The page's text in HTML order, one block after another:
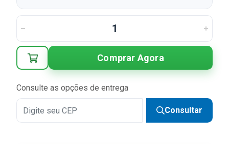
Comprar Agora
Consulte as opções de entrega
Consultar